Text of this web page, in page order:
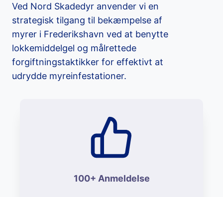
Ved Nord Skadedyr anvender vi en
strategisk tilgang til bekæmpelse af
myrer i Frederikshavn ved at benytte
lokkemiddelgel og målrettede
forgiftningstaktikker for effektivt at
udrydde myreinfestationer.
100+ Anmeldelse